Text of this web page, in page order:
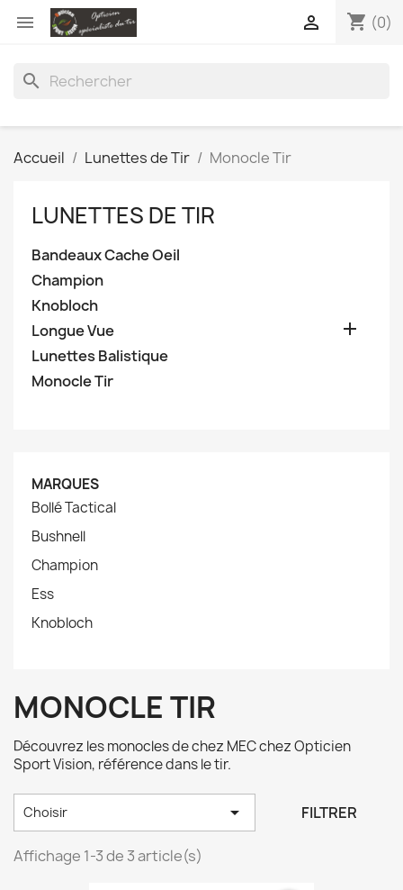
 shopping_cart (0)

search
Accueil Lunettes de Tir Monocle Tir
LUNETTES DE TIR
Bandeaux Cache Oeil
Champion
Knobloch
Longue Vue

Lunettes Balistique
Monocle Tir
MARQUES
Bollé Tactical
Bushnell
Champion
Ess
Knobloch
MONOCLE TIR
Découvrez les monocles de chez MEC chez Opticien
Sport Vision, référence dans le tir.
Choisir  FILTRER
Affichage 1-3 de 3 article(s)